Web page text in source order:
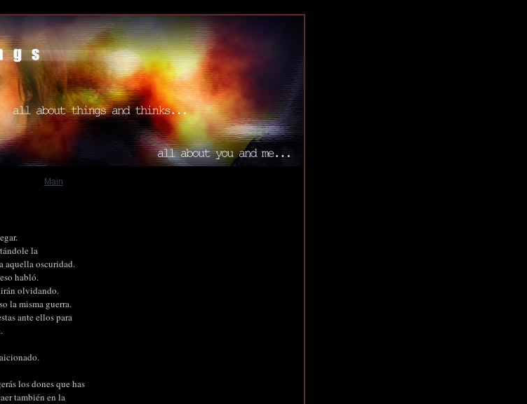
Main
la
aquella oscuridad.
habló.
irán olvidando.
la misma guerra.
ante ellos para
los dones que has
también en la